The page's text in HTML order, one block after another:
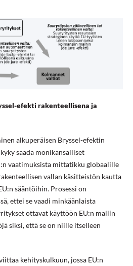
efekti rakenteellisena ja
alkuperäisen Bryssel-efektin
saada monikansalliset
vaatimuksista mittatikku globaalille
vallan käsitteistön kautta
sääntöihin. Prosessi on
ettei se vaadi minkäänlaista
ottavat käyttöön EU:n mallin
siksi, että se on niille itselleen
kehityskulkuun, jossa EU:n